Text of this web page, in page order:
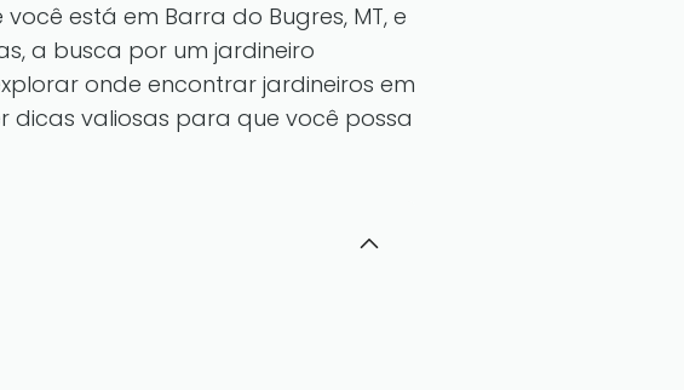
está em Barra do Bugres, MT, e
a busca por um jardineiro
onde encontrar jardineiros em
dicas valiosas para que você possa